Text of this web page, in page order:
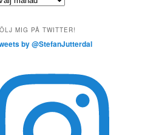
MIG PÅ TWITTER!
by @StefanJutterdal